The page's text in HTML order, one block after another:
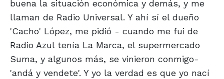
buena la situación económica y demás, y me
llaman de Radio Universal. Y ahí sí el dueño
'Cacho' López, me pidió - cuando me fui de
Radio Azul tenía La Marca, el supermercado
Suma, y algunos más, se vinieron conmigo-
'andá y vendete'. Y yo la verdad es que yo nací